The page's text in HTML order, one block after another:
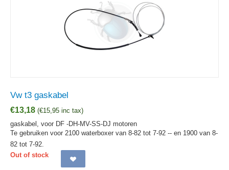
Vw t3 gaskabel
€13,18 (€15,95 inc tax)
gaskabel, voor DF -DH-MV-SS-DJ motoren
Te gebruiken voor 2100 waterboxer van 8-82 tot 7-92 -- en 1900 van 8-
82 tot 7-92.
Out of stock